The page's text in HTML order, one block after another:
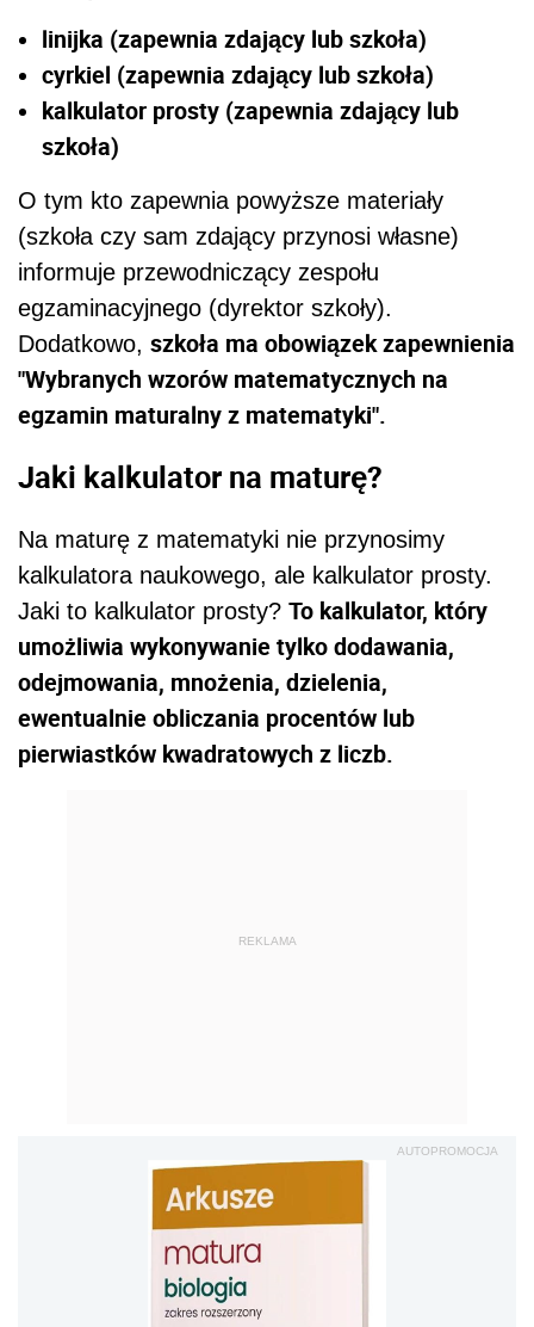
linijka (zapewnia zdający lub szkoła)
cyrkiel (zapewnia zdający lub szkoła)
kalkulator prosty (zapewnia zdający lub
szkoła)
O tym kto zapewnia powyższe materiały
(szkoła czy sam zdający przynosi własne)
informuje przewodniczący zespołu
egzaminacyjnego (dyrektor szkoły).
Dodatkowo, szkoła ma obowiązek zapewnienia
"Wybranych wzorów matematycznych na
egzamin maturalny z matematyki".
Jaki kalkulator na maturę?
Na maturę z matematyki nie przynosimy
kalkulatora naukowego, ale kalkulator prosty.
Jaki to kalkulator prosty? To kalkulator, który
umożliwia wykonywanie tylko dodawania,
odejmowania, mnożenia, dzielenia,
ewentualnie obliczania procentów lub
pierwiastków kwadratowych z liczb.
REKLAMA
AUTOPROMOCJA